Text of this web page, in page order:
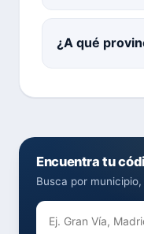
¿A qué
Encuentra tu
Busca por